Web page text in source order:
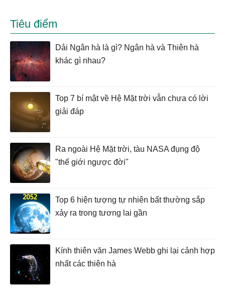
Tiêu điểm
Dải Ngân hà là gì? Ngân hà và Thiên hà
khác gì nhau?
Top 7 bí mật về Hệ Mặt trời vẫn chưa có lời
giải đáp
Ra ngoài Hệ Mặt trời, tàu NASA đụng độ
"thế giới ngược đời"
Top 6 hiện tượng tự nhiên bất thường sắp
xảy ra trong tương lai gần
Kính thiên văn James Webb ghi lại cảnh hợp
nhất các thiên hà